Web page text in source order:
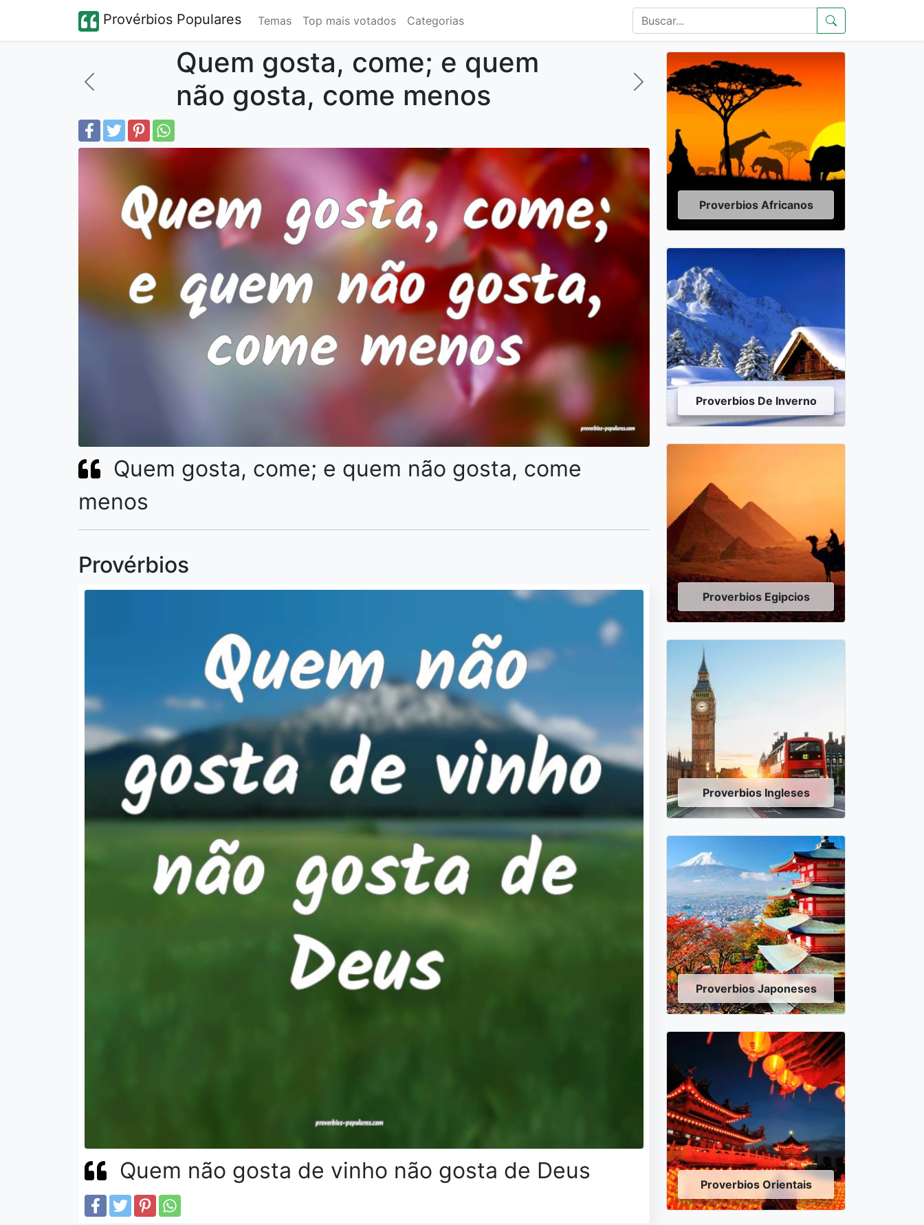
Provérbios Populares Temas Top mais votados Categorias
Quem gosta, come; e quem
não gosta, come menos
Quem gosta, come; e quem não gosta, come
menos
Provérbios
Quem não gosta de vinho não gosta de Deus
Proverbios Africanos
Proverbios De Inverno
Proverbios Egipcios
Proverbios Ingleses
Proverbios Japoneses
Proverbios Orientais